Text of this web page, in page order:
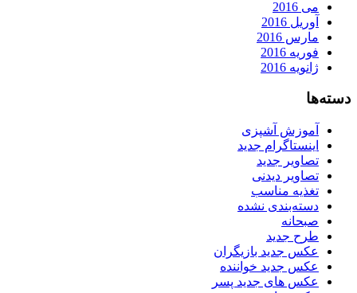
می 2016
آوریل 2016
مارس 2016
فوریه 2016
ژانویه 2016
دسته‌ها
آموزش آشپزی
اینستاگرام جدید
تصاویر جدید
تصاویر دیدنی
تغذیه مناسب
دسته‌بندی نشده
صبحانه
طرح جدید
عکس جدید بازیگران
عکس جدید خواننده
عکس های جدید پسر